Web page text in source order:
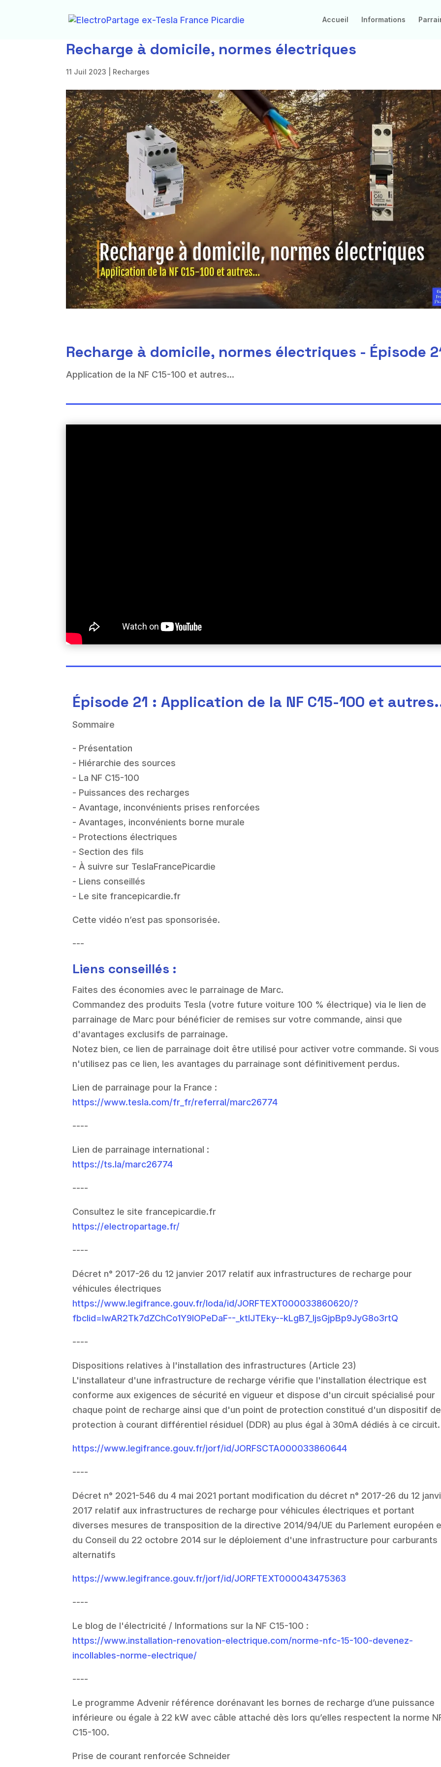
Accueil Informations
Recharge à domicile, normes électriques
11 Juil 2023 Recharges
Recharge à domicile, normes électriques - Épisode
Application de la NF C15-100 et autres...
Épisode 21 : Application de la NF C15-100 et
Sommaire
- Présentation
- Hiérarchie des sources
- La NF C15-100
- Puissances des recharges
- Avantage, inconvénients prises renforcées
- Avantages, inconvénients borne murale
- Protections électriques
- Section des fils
- À suivre sur TeslaFrancePicardie
- Liens conseillés
- Le site francepicardie.fr
Cette vidéo n’est pas sponsorisée.
---
Liens conseillés :
Faites des économies avec le parrainage de Marc.
Commandez des produits Tesla (votre future voiture 100 % électrique) via le lien de
parrainage de Marc pour bénéficier de remises sur votre commande, ainsi que
d'avantages exclusifs de parrainage.
Notez bien, ce lien de parrainage doit être utilisé pour activer votre commande. Si vous
n'utilisez pas ce lien, les avantages du parrainage sont définitivement perdus.
Lien de parrainage pour la France :
https://www.tesla.com/fr_fr/referral/marc26774
----
Lien de parrainage international :
https://ts.la/marc26774
----
Consultez le site francepicardie.fr
https://electropartage.fr/
----
Décret n° 2017-26 du 12 janvier 2017 relatif aux infrastructures de recharge pour
véhicules électriques
https://www.legifrance.gouv.fr/loda/id/JORFTEXT000033860620/?
fbclid=IwAR2Tk7dZChCo1Y9IOPeDaF--_ktlJTEky--kLgB7_IjsGjpBp9JyG8o3rtQ
----
Dispositions relatives à l'installation des infrastructures (Article 23)
L'installateur d'une infrastructure de recharge vérifie que l'installation électrique est
conforme aux exigences de sécurité en vigueur et dispose d'un circuit spécialisé pour
chaque point de recharge ainsi que d'un point de protection constitué d'un dispositif de
protection à courant différentiel résiduel (DDR) au plus égal à 30mA dédiés à ce circuit.
https://www.legifrance.gouv.fr/jorf/id/JORFSCTA000033860644
----
Décret n° 2021-546 du 4 mai 2021 portant modification du décret n° 2017-26 du 12
2017 relatif aux infrastructures de recharge pour véhicules électriques et portant
diverses mesures de transposition de la directive 2014/94/UE du Parlement européen
du Conseil du 22 octobre 2014 sur le déploiement d'une infrastructure pour carburants
alternatifs
https://www.legifrance.gouv.fr/jorf/id/JORFTEXT000043475363
----
Le blog de l'électricité / Informations sur la NF C15-100 :
https://www.installation-renovation-electrique.com/norme-nfc-15-100-devenez-
incollables-norme-electrique/
----
Le programme Advenir référence dorénavant les bornes de recharge d’une puissance
inférieure ou égale à 22 kW avec câble attaché dès lors qu’elles respectent la norme
C15-100.
Prise de courant renforcée Schneider